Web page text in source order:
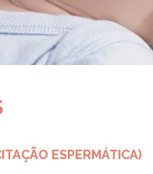
ESPERMÁTICA)